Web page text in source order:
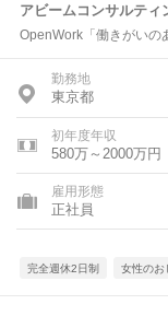
アビームコンサルティ
OpenWork「働きがいの
勤務地
東京都
初年度年収
580万～2000万円
雇用形態
正社員
完全週休2日制 女性のお